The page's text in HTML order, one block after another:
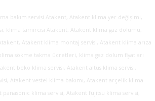
bakım servisi Atakent, Atakent klima yer değişimi,
klima tamircisi Atakent, Atakent klima gaz dolumu,
Atakent klima montaj servisi, Atakent klima arıza
sökme takma ücretleri, klima gaz dolum fiyatları
beko klima servisi, Atakent altus klima servisi,
Atakent vestel klima bakımı, Atakent arçelik klima
klima servisi, Atakent fujitsu klima servisi,